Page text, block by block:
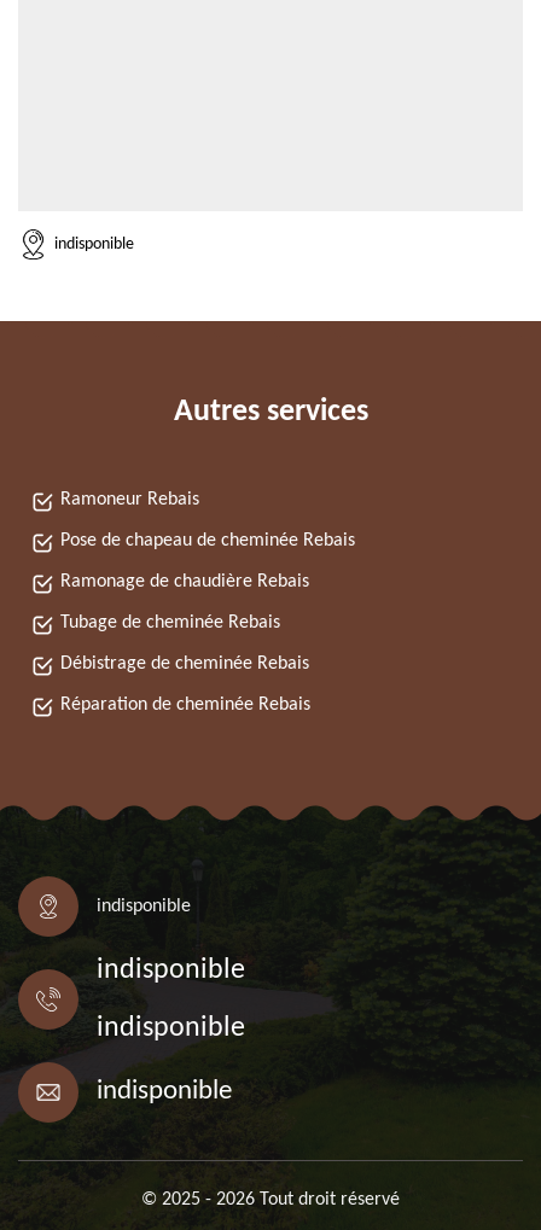
indisponible
Autres services
Ramoneur Rebais
Pose de chapeau de cheminée Rebais
Ramonage de chaudière Rebais
Tubage de cheminée Rebais
Débistrage de cheminée Rebais
Réparation de cheminée Rebais
indisponible
indisponible
indisponible
indisponible
© 2025 - 2026 Tout droit réservé